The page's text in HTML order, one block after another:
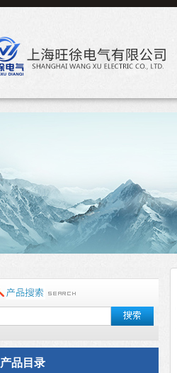
产品目录